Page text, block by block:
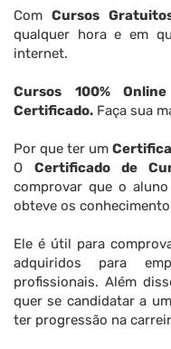
ComCursos
qualquer hora e em
internet.
Cursos 100%
Certificado. Faça sua
Por que ter um
O Certificado de
comprovar que o
obteve os
Ele é útil para
adquiridos para
profissionais. Além
quer se candidatar a
ter progressão na